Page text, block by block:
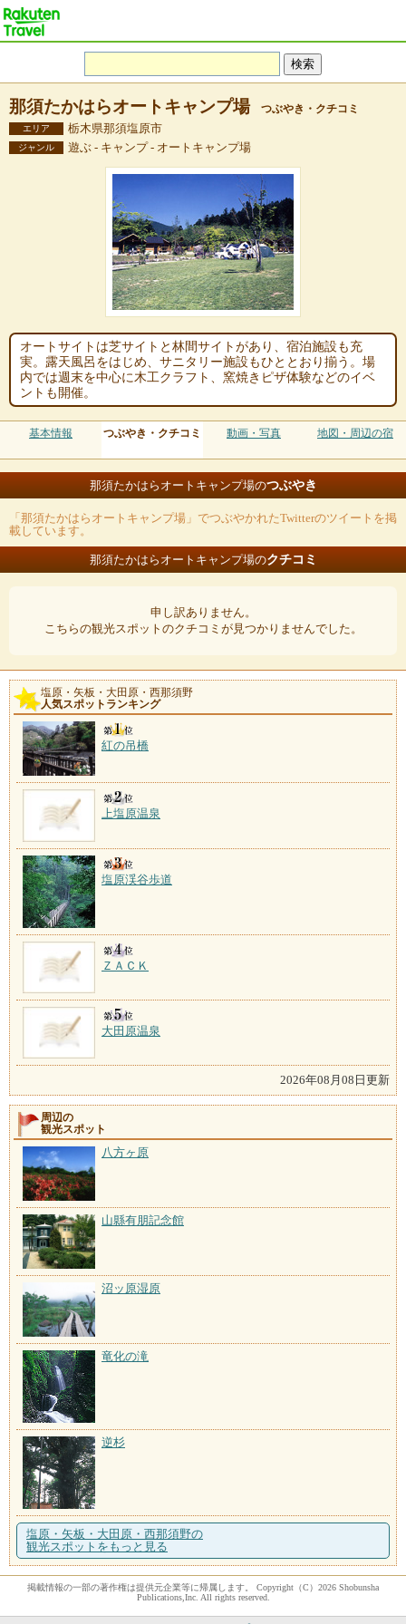
那須たかはらオートキャンプ場 つぶやき・クチコミ
エリア 栃木県那須塩原市
ジャンル 遊ぶ - キャンプ - オートキャンプ場
オートサイトは芝サイトと林間サイトがあり、宿泊施設も充
実。露天風呂をはじめ、サニタリー施設もひととおり揃う。場
内では週末を中心に木工クラフト、窯焼きピザ体験などのイベ
ントも開催。
基本情報 つぶやき・クチコミ 動画・写真 地図・周辺の宿
那須たかはらオートキャンプ場のつぶやき
「那須たかはらオートキャンプ場」でつぶやかれたTwitterのツイートを掲
載しています。
那須たかはらオートキャンプ場のクチコミ
申し訳ありません。
こちらの観光スポットのクチコミが見つかりませんでした。
塩原・矢板・大田原・西那須野
人気スポットランキング
紅の吊橋
上塩原温泉
塩原渓谷歩道
ＺＡＣＫ
大田原温泉
2026年08月08日更新
周辺の
観光スポット
八方ヶ原
山縣有朋記念館
沼ッ原湿原
竜化の滝
逆杉
塩原・矢板・大田原・西那須野の
観光スポットをもっと見る
掲載情報の一部の著作権は提供元企業等に帰属します。 Copyright（C）2026 Shobunsha
Publications,Inc. All rights reserved.